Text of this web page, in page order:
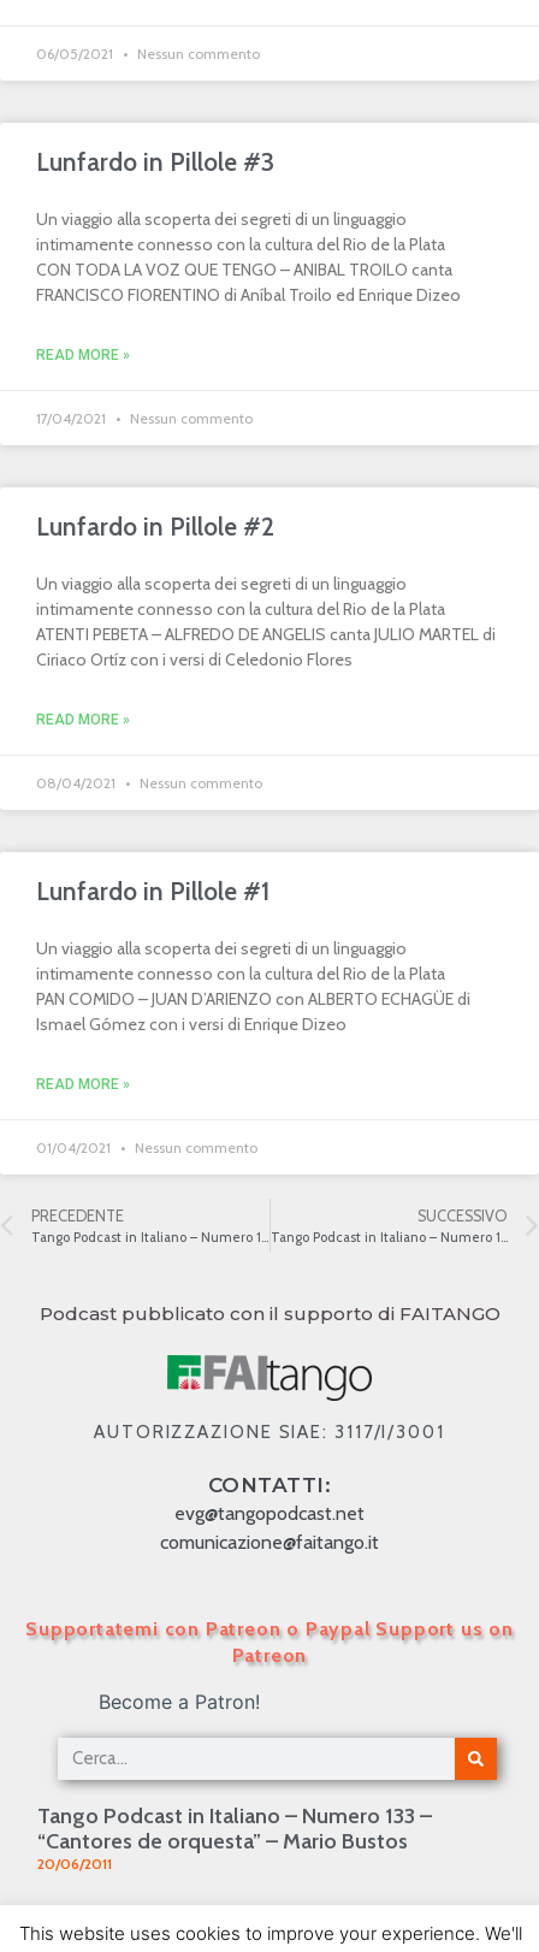
06/05/2021 Nessun commento
Lunfardo in Pillole #3
Un viaggio alla scoperta dei segreti di un linguaggio
intimamente connesso con la cultura del Rio de la Plata
CON TODA LA VOZ QUE TENGO – ANIBAL TROILO canta
FRANCISCO FIORENTINO di Aníbal Troilo ed Enrique Dizeo
READ MORE »
17/04/2021 Nessun commento
Lunfardo in Pillole #2
Un viaggio alla scoperta dei segreti di un linguaggio
intimamente connesso con la cultura del Rio de la Plata
ATENTI PEBETA – ALFREDO DE ANGELIS canta JULIO MARTEL di
Ciriaco Ortíz con i versi di Celedonio Flores
READ MORE »
08/04/2021 Nessun commento
Lunfardo in Pillole #1
Un viaggio alla scoperta dei segreti di un linguaggio
intimamente connesso con la cultura del Rio de la Plata
PAN COMIDO – JUAN D’ARIENZO con ALBERTO ECHAGÜE di
Ismael Gómez con i versi di Enrique Dizeo
READ MORE »
01/04/2021 Nessun commento
PRECEDENTE SUCCESSIVO
Podcast pubblicato con il supporto di FAITANGO
AUTORIZZAZIONE SIAE: 3117/I/3001
CONTATTI:
evg@tangopodcast.net
comunicazione@faitango.it
Supportatemi con Patreon o Paypal Support us on
Patreon
Become a Patron!
Tango Podcast in Italiano – Numero 133 –
“Cantores de orquesta” – Mario Bustos
20/06/2011
Tango Podcast in Italiano – Numero 115 – Canaro
This website uses cookies to improve your experience. We'll